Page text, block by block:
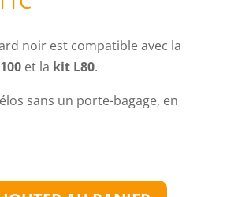
noir est compatible avec la
et la kit L80.
sans un porte-bagage, en